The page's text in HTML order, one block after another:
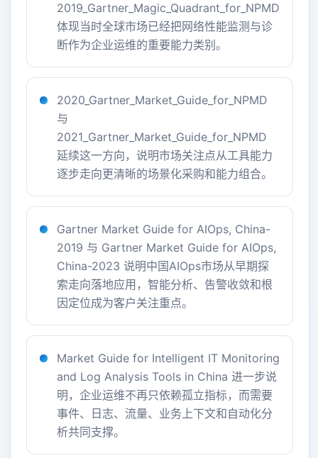
2019_Gartner_Magic_Quadrant_for_NPMD
体现当时全球市场已经把网络性能监测与诊
断作为企业运维的重要能力类别。
2020_Gartner_Market_Guide_for_NPMD
与
2021_Gartner_Market_Guide_for_NPMD
延续这一方向，说明市场关注点从工具能力
逐步走向更清晰的场景化采购和能力组合。
Gartner Market Guide for AIOps, China-
2019 与 Gartner Market Guide for AIOps,
China-2023 说明中国AIOps市场从早期探
索走向落地应用，智能分析、告警收敛和根
因定位成为客户关注重点。
Market Guide for Intelligent IT Monitoring
and Log Analysis Tools in China 进一步说
明，企业运维不再只依赖孤立指标，而需要
事件、日志、流量、业务上下文和自动化分
析共同支撑。